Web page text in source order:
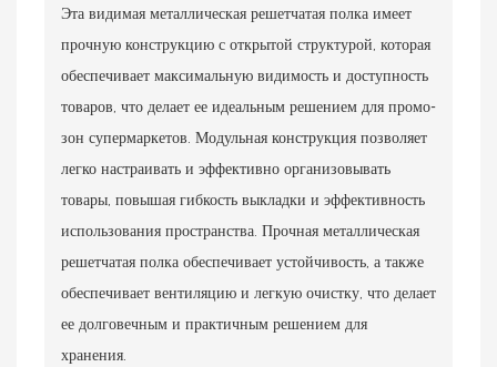
Эта видимая металлическая решетчатая полка имеет
прочную конструкцию с открытой структурой, которая
обеспечивает максимальную видимость и доступность
товаров, что делает ее идеальным решением для промо-
зон супермаркетов. Модульная конструкция позволяет
легко настраивать и эффективно организовывать
товары, повышая гибкость выкладки и эффективность
использования пространства. Прочная металлическая
решетчатая полка обеспечивает устойчивость, а также
обеспечивает вентиляцию и легкую очистку, что делает
ее долговечным и практичным решением для
хранения.